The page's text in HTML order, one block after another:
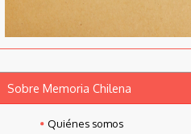
Sobre Memoria Chilena
Quiénes somos